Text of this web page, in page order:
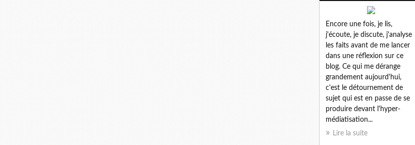
Encore une fois, je lis,
j'écoute, je discute, j'analyse
les faits avant de me lancer
dans une réflexion sur ce
blog. Ce qui me dérange
grandement aujourd'hui,
c'est le détournement de
sujet qui est en passe de se
produire devant l'hyper-
médiatisation...
Lire la suite